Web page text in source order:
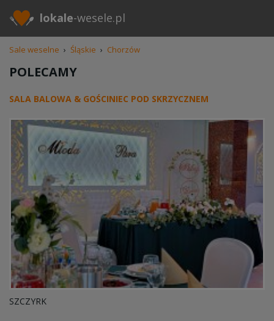
lokale-wesele.pl
Sale weselne › Śląskie › Chorzów
POLECAMY
SALA BALOWA & GOŚCINIEC POD SKRZYCZNEM
SZCZYRK